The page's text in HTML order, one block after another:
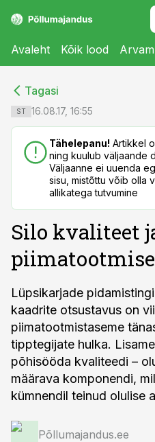
Avaleht Kõik lood
Tagasi
ST 16.08.17, 16:55
Tähelepanu! Artikkel
ning kuulub väljaande
Väljaanne ei uuenda
sisu, mistõttu võib olla
allikatega tutvumine
Silo kvaliteet
Lüpsikarjade
kaadrite otsustavus on
piimatootmistaseme
tipptegijate hulka.
põhisööda kvaliteedi –
määrava komponendi,
kümnendil teinud olulise
Põllumajandus.ee